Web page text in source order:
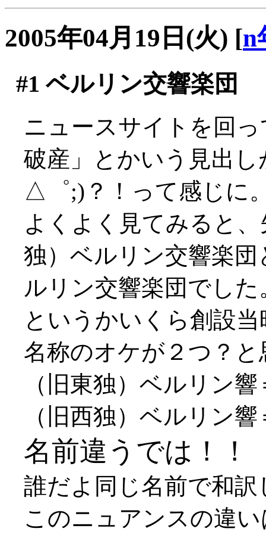
2005年04月19日(火) [n
#1 ベルリン交響楽団
ニュースサイトを回
破産」とかいう見出
△゜;)？！って感じに
よくよく見てみると
独）ベルリン交響楽
ルリン交響楽団でした
というかいくら創設
名称のオケが２つ？
（旧東独）ベルリン響
（旧西独）ベルリン
名前違うでは！！
誰だよ同じ名前で和
このニュアンスの違